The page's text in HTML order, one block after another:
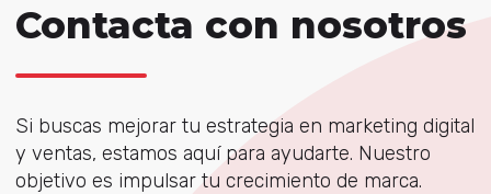
Contacta con nosotros
Si buscas mejorar tu estrategia en marketing digital
y ventas, estamos aquí para ayudarte. Nuestro
objetivo es impulsar tu crecimiento de marca.